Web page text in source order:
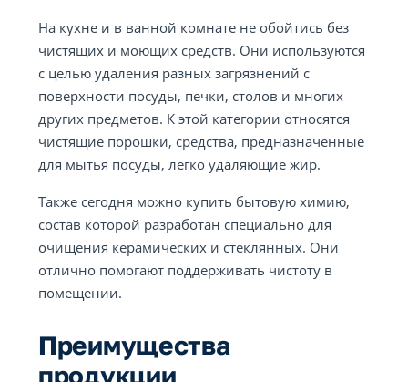
На кухне и в ванной комнате не обойтись без
чистящих и моющих средств. Они используются
с целью удаления разных загрязнений с
поверхности посуды, печки, столов и многих
других предметов. К этой категории относятся
чистящие порошки, средства, предназначенные
для мытья посуды, легко удаляющие жир.
Также сегодня можно купить бытовую химию,
состав которой разработан специально для
очищения керамических и стеклянных. Они
отлично помогают поддерживать чистоту в
помещении.
Преимущества
продукции